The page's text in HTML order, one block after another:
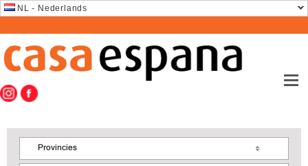
NL - Nederlands
Provincies